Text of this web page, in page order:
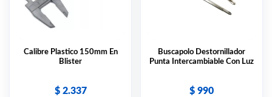
Calibre Plastico 150mm En
Blister
$2.337
Buscapolo Destornillador
Punta Intercambiable Con Luz
$ 990